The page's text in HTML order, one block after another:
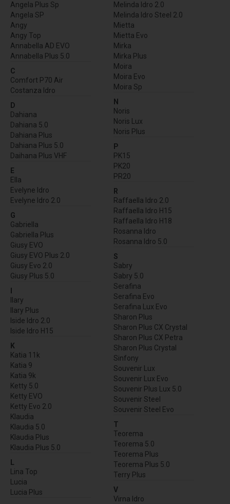
Angela Plus Sp
Angela SP
Angy
Angy Top
Annabella AD EVO
Annabella Plus 5.0
C
Comfort P70 Air
Costanza Idro
D
Dahiana
Dahiana 5.0
Dahiana Plus
Dahiana Plus 5.0
Daihana Plus VHF
E
Ella
Evelyne Idro
Evelyne Idro 2.0
G
Gabriella
Gabriella Plus
Giusy EVO
Giusy EVO Plus 2.0
Giusy Evo 2.0
Giusy Plus 5.0
Ilary
Ilary Plus
Iside Idro 2.0
Iside Idro H15
K
Katia 11k
Katia 9
Katia 9k
Ketty 5.0
Ketty EVO
Ketty Evo 2.0
Klaudia
Klaudia 5.0
Klaudia Plus
Klaudia Plus 5.0
L
Lina Top
Lucia
Lucia Plus
Melinda Idro 2.0
Melinda Idro Steel 2.0
Mietta
Mietta Evo
Mirka
Mirka Plus
Moira
Moira Evo
Moira Sp
N
Noris
Noris Lux
Noris Plus
P
PK15
PK20
PR20
R
Raffaella Idro 2.0
Raffaella Idro H15
Raffaella Idro H18
Rosanna Idro
Rosanna Idro 5.0
S
Sabry
Sabry 5.0
Serafina
Serafina Evo
Serafina Lux Evo
Sharon Plus
Sharon Plus CX Crystal
Sharon Plus CX Petra
Sharon Plus Crystal
Sinfony
Souvenir Lux
Souvenir Lux Evo
Souvenir Plus Lux 5.0
Souvenir Steel
Souvenir Steel Evo
T
Teorema
Teorema 5.0
Teorema Plus
Teorema Plus 5.0
Terry Plus
V
Virna Idro